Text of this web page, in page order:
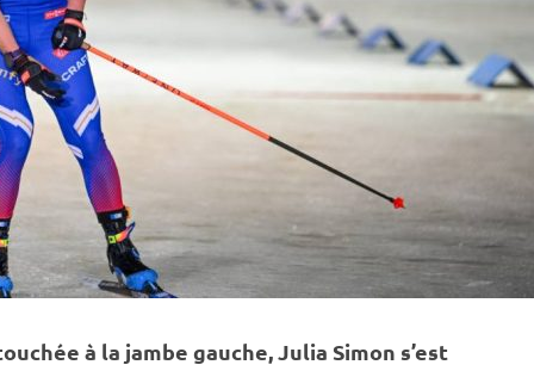
à la jambe gauche, Julia Simon s’est